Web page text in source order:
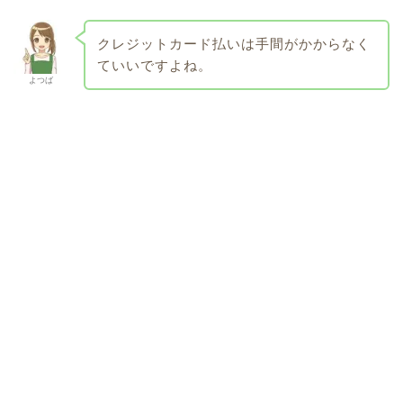
よつば
クレジットカード払いは手間がかからなく
ていいですよね。